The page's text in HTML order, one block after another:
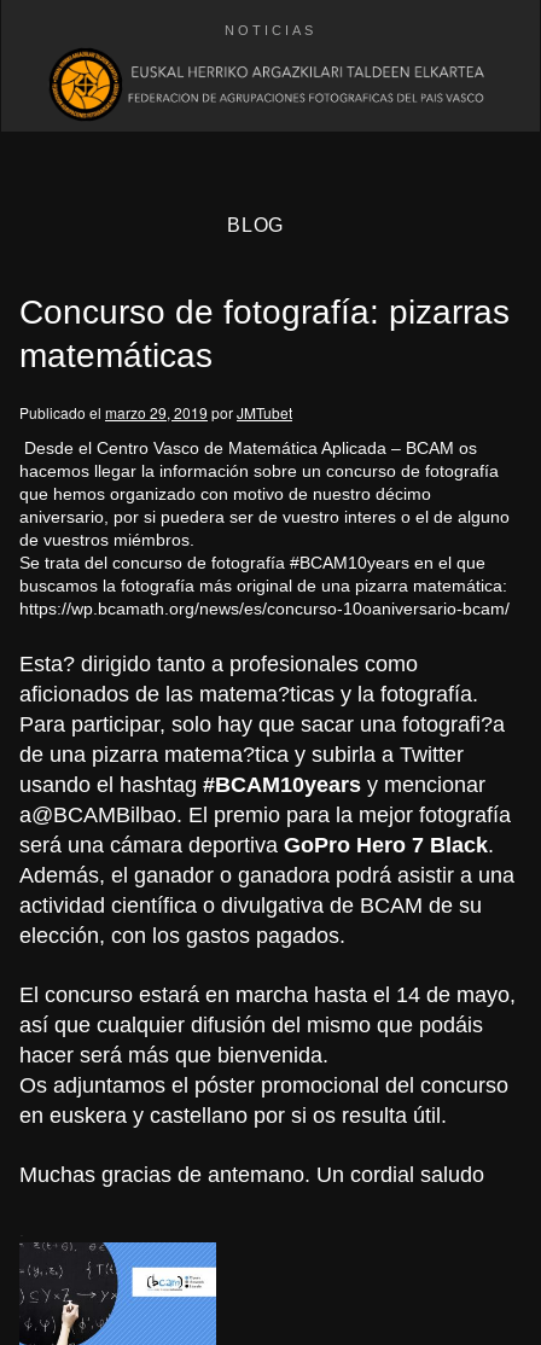
NOTICIAS
BLOG
Concurso de fotografía: pizarras
matemáticas
Publicado el marzo 29, 2019 porJMTubet
Desde el Centro Vasco de Matemática Aplicada – BCAM os
hacemos llegar la información sobre un concurso de fotografía
que hemos organizado con motivo de nuestro décimo
aniversario, por si puedera ser de vuestro interes o el de alguno
de vuestros miémbros.
Se trata del concurso de fotografía #BCAM10years en el que
buscamos la fotografía más original de una pizarra matemática:
https://wp.bcamath.org/news/es/concurso-10oaniversario-bcam/
Esta? dirigido tanto a profesionales como
aficionados de las matema?ticas y la fotografía.
Para participar, solo hay que sacar una fotografi?a
de una pizarra matema?tica y subirla a Twitter
usando el hashtag #BCAM10years y mencionar
a@BCAMBilbao. El premio para la mejor fotografía
será una cámara deportiva GoPro Hero 7 Black.
Además, el ganador o ganadora podrá asistir a una
actividad científica o divulgativa de BCAM de su
elección, con los gastos pagados.
El concurso estará en marcha hasta el 14 de mayo,
así que cualquier difusión del mismo que podáis
hacer será más que bienvenida.
Os adjuntamos el póster promocional del concurso
en euskera y castellano por si os resulta útil.
Muchas gracias de antemano. Un cordial saludo